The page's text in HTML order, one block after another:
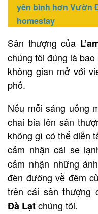
yên bình hơn Vườn
homestay
Sân thượng của
chúng tôi đúng là
không gian mở với
phố.
Nếu mỗi sáng uống
chai bia lên sân
không gì có thể diễn
cảm nhận cái se
cảm nhận những
đèn đường về đêm
trên cái sân thượng
Đà Lạtchúng tôi.